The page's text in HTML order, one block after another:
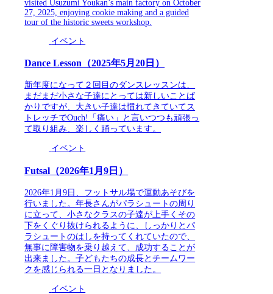
visited Usuzumi Youkan’s main factory on October
27, 2025, enjoying cookie making and a guided
tour of the historic sweets workshop.
イベント
Dance Lesson（2025年5月20日）
新年度になって２回目のダンスレッスンは、
まだまだ小さな子達にとっては新しいことば
かりですが、大きい子達は慣れてきていてス
トレッチでOuch!「痛い」と言いつつも頑張っ
て取り組み、楽しく踊っています。
イベント
Futsal（2026年1月9日）
2026年1月9日、フットサル場で運動あそびを
行いました。年長さんがパラシュートの周り
に立って、小さなクラスの子達が上手くその
下をくぐり抜けられるように、しっかりとパ
ラシュートのはしを持ってくれていたので、
無事に障害物を乗り越えて、成功することが
出来ました。子どもたちの成長とチームワー
クを感じられる一日となりました。
イベント